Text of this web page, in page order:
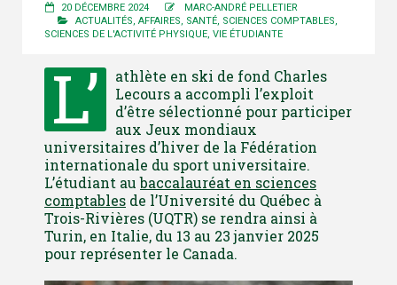
20 DÉCEMBRE 2024
MARC-ANDRÉ PELLETIER
ACTUALITÉS AFFAIRES SANTÉ SCIENCES COMPTABLES
SCIENCES DE L'ACTIVITÉ PHYSIQUE VIE ÉTUDIANTE
L’
athlète en ski de fond Charles
Lecours a accompli l’exploit
d’être sélectionné pour participer
aux Jeux mondiaux
universitaires d’hiver de la Fédération
internationale du sport universitaire.
L’étudiant aubaccalauréat en sciences
comptables de l’Université du Québec à
Trois-Rivières (UQTR) se rendra ainsi à
Turin, en Italie, du 13 au 23 janvier 2025
pour représenter le Canada.